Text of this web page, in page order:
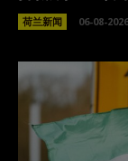
荷兰新闻 06-08-2026